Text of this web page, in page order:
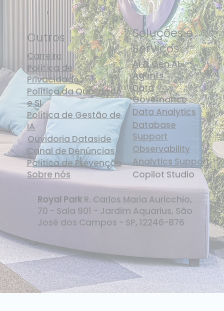
Soluções e
Serviços
AI & Gen AI
Agents
Data
Governance
Data Analytics
Database
Support
Observability
Analytics Support
Copilot Studio
Royal ParkR. Carlos Maria Auricchio,
70 - Sala 901 - Jardim Aquarius, São
José dos Campos - SP, 12246-876
Outros
Carreira
Política de
Privacidade
Política da Qualidade
e SI
Política de Gestão de
IA
Ouvidoria Dataside
Canal de Denúncias
Política de Prevenção
Sobre nós